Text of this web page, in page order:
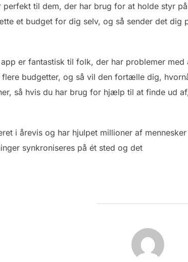
perfekt til dem, der har brug for at holde styr
et budget for dig selv, og så sender det dig
app er fantastisk til folk, der har problemer
budgetter, og så vil den fortælle dig,
så hvis du har brug for hjælp til at finde ud
i årevis og har hjulpet millioner af
synkroniseres på ét sted og det
FORFATTER